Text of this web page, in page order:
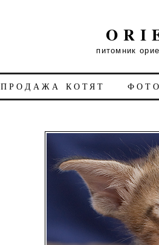
питомник
ПРОДАЖА КОТЯТ